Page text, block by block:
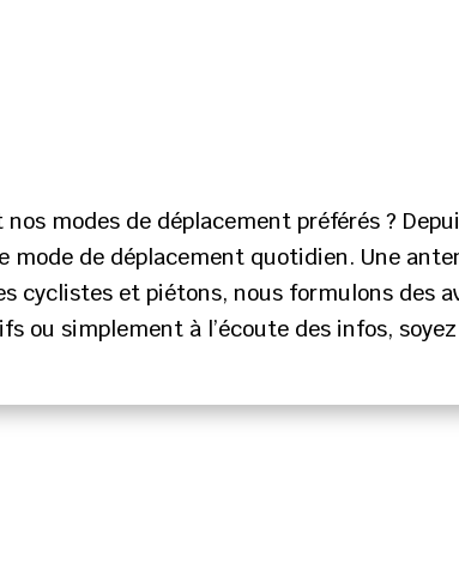
modes de déplacement préférés ?
de déplacement quotidien. Une
cyclistes et piétons, nous formulons des
ou simplement à l’écoute des infos,